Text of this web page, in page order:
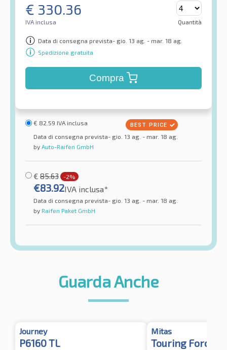
€ 330.36
IVA inclusa Quantità
Data di consegna prevista- gio. 13 ag. - mar. 18 ag.
Spedizione gratuita
Compra
€ 82.59 IVA inclusa
Data di consegna prevista- gio. 13 ag. - mar. 18 ag.
by Auto-Raifen GmbH
€ 85.63 -2%
€83.92IVA inclusa*
Data di consegna prevista- gio. 13 ag. - mar. 18 ag.
by Raifen Paket GmbH
Guarda Anche
Journey
P6160 TL
Mitas
Touring Force-